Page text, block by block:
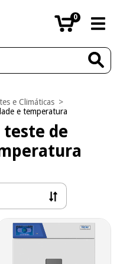
0
e Climáticas >
e temperatura
teste de